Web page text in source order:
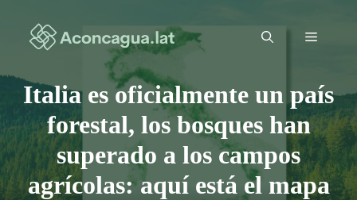
contenido
Menú
Italia es oficialmente un país
forestal, los bosques han
superado a los campos
agrícolas: aquí está el mapa